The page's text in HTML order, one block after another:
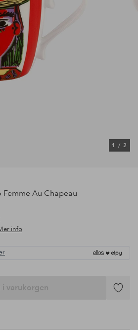
1 / 2
Femme Au Chapeau
info
i varukorgen
Lägg